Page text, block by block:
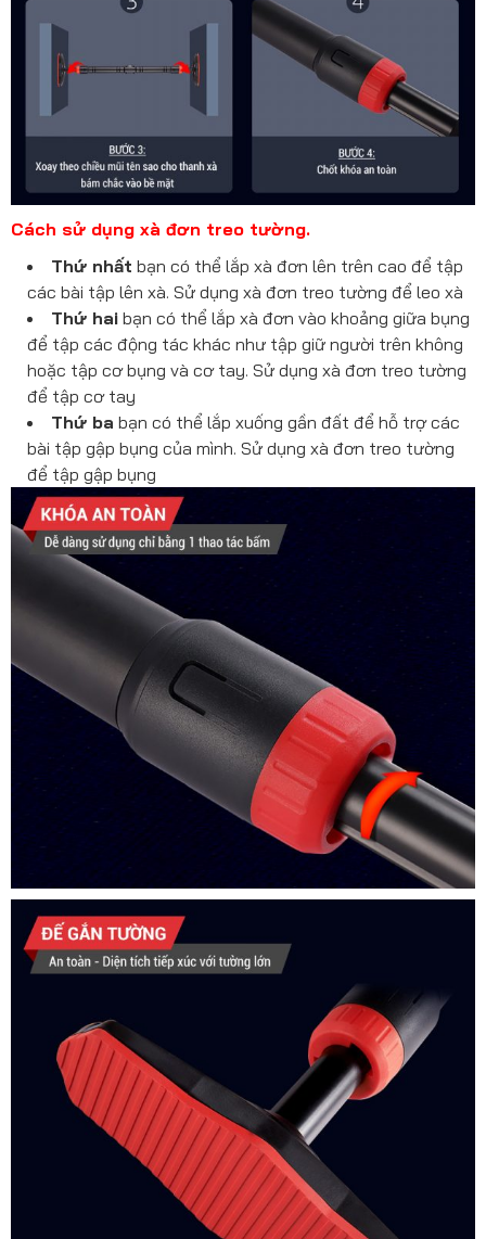
Cách sử dụng xà đơn treo tường.
Thứ nhất bạn có thể lắp xà đơn lên trên cao để tập
các bài tập lên xà. Sử dụng xà đơn treo tường để leo xà
Thứ hai bạn có thể lắp xà đơn vào khoảng giữa bụng
để tập các động tác khác như tập giữ người trên không
hoặc tập cơ bụng và cơ tay. Sử dụng xà đơn treo tường
để tập cơ tay
Thứ ba bạn có thể lắp xuống gần đất để hỗ trợ các
bài tập gập bụng của mình. Sử dụng xà đơn treo tường
để tập gập bụng